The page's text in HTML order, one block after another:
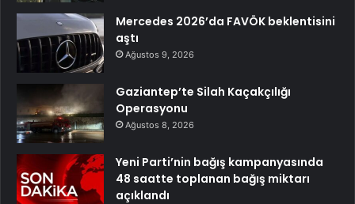
Mercedes 2026’da FAVÖK beklentisini
aştı
Ağustos 9, 2026
Gaziantep’te Silah Kaçakçılığı
Operasyonu
Ağustos 8, 2026
Yeni Parti’nin bağış kampanyasında
48 saatte toplanan bağış miktarı
açıklandı